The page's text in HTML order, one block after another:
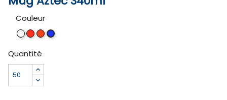
Couleur
Blanc
/
Noir
Blanc
/
Rouge
Blanc
Orange
Blanc
Quantité